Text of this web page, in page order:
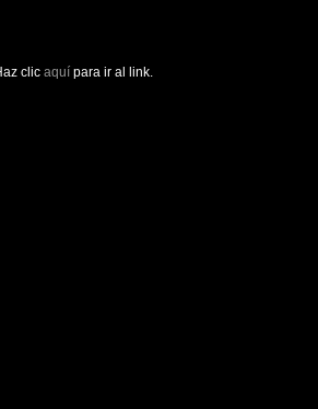
clic aquí para ir al link.